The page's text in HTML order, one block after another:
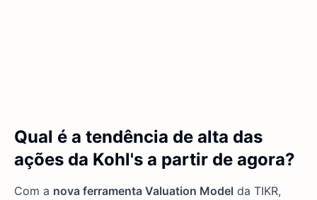
Qual é a tendência de alta das
ações da Kohl's a partir de agora?
Com a nova ferramenta Valuation Model da TIKR,